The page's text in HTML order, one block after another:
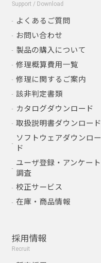
Support / Download
よくあるご質問
お問い合わせ
製品の購入について
修理概算費用一覧
修理に関するご案内
該非判定書類
カタログダウンロード
取扱説明書ダウンロード
ソフトウェアダウンロー
ド
ユーザ登録・アンケート
調査
校正サービス
在庫・商品情報
採用情報
Recruit